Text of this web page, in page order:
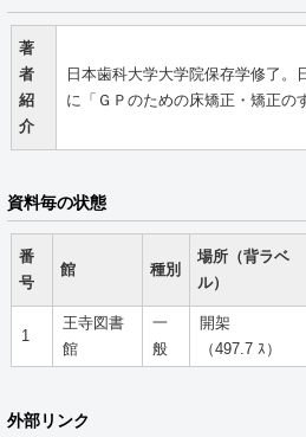
著
者
紹
介
日本歯科大学大学院保存学修了。
に「ＧＰのための床矯正・矯正の
資料毎の状態
番
号
館 種別
場所（背ラベ
ル）
1
王寺図書
館
一
般
開架
（497.7 ｽ）
外部リンク